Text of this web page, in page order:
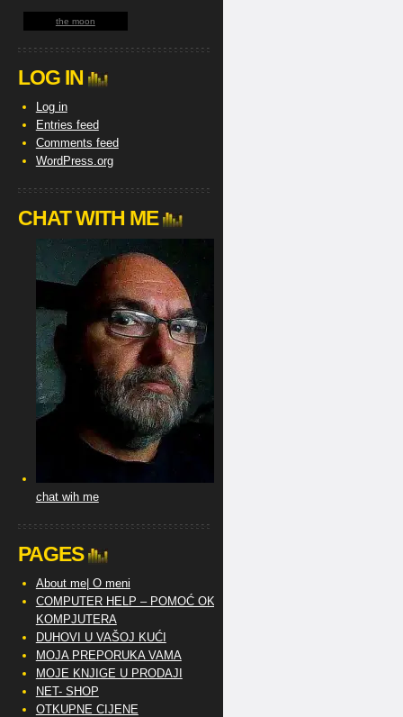
the moon
LOG IN
Log in
Entries feed
Comments feed
WordPress.org
CHAT WITH ME
chat wih me
PAGES
About me| O meni
COMPUTER HELP – POMOĆ OKO
KOMPJUTERA
DUHOVI U VAŠOJ KUĆI
MOJA PREPORUKA VAMA
MOJE KNJIGE U PRODAJI
NET- SHOP
OTKUPNE CIJENE